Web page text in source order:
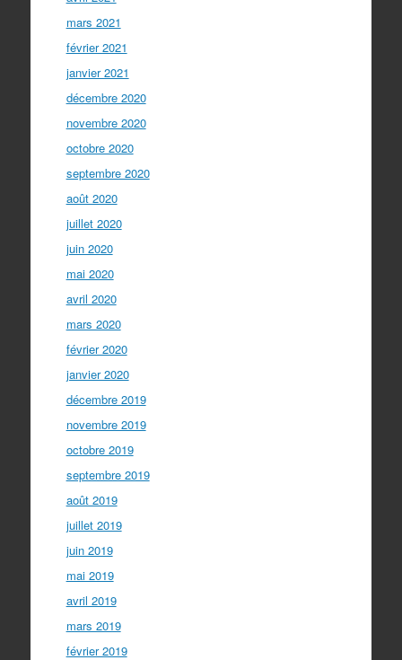
mars 2021
février 2021
janvier 2021
décembre 2020
novembre 2020
octobre 2020
septembre 2020
août 2020
juillet 2020
juin 2020
mai 2020
avril 2020
mars 2020
février 2020
janvier 2020
décembre 2019
novembre 2019
octobre 2019
septembre 2019
août 2019
juillet 2019
juin 2019
mai 2019
avril 2019
mars 2019
février 2019